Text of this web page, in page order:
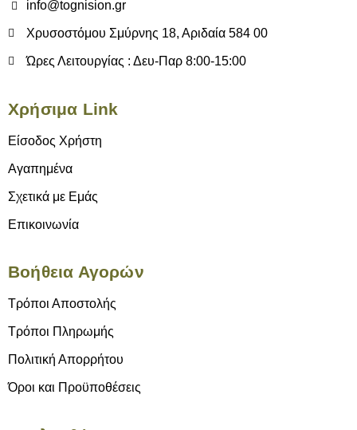
info@tognision.gr
Χρυσοστόμου Σμύρνης 18, Αριδαία 584 00
Ώρες Λειτουργίας : Δευ-Παρ 8:00-15:00
Χρήσιμα Link
Είσοδος Χρήστη
Αγαπημένα
Σχετικά με Εμάς
Επικοινωνία
Βοήθεια Αγορών
Τρόποι Αποστολής
Τρόποι Πληρωμής
Πολιτική Απορρήτου
Όροι και Προϋποθέσεις